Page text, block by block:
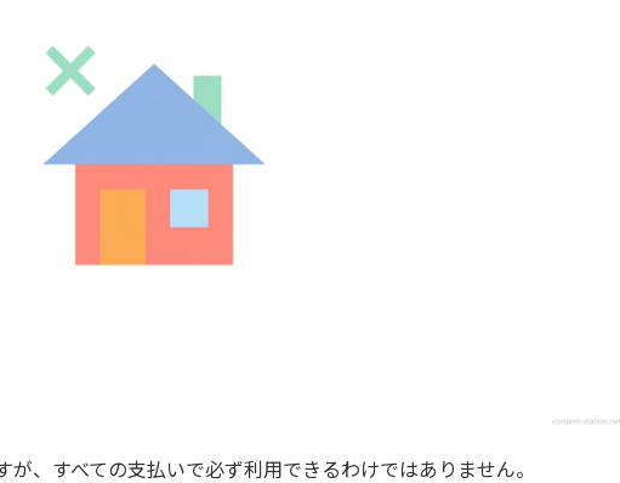
、すべての支払いで必ず利用できるわけではありません。